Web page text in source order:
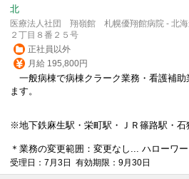
北
医療法人社団 翔嶺館 札幌優翔館病院 - 北海
２丁目８番２５号
正社員以外
月給 195,800円
一般病棟で病棟クラーク業務・看護補助
ます。
※地下鉄麻生駅・栄町駅・ＪＲ篠路駅・石
＊業務の変更範囲：変更なし... ハローワ
受理日：7月3日 有効期限：9月30日